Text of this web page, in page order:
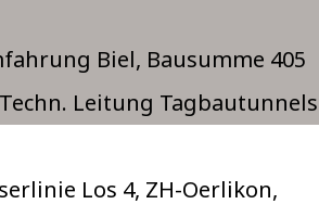
Biel, Bausumme 405
Leitung Tagbautunnels
Los 4, ZH-Oerlikon,